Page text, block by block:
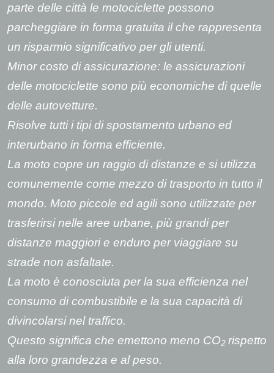
parte delle città le motociclette possono
parcheggiare in forma gratuita il che rappresenta
un risparmio significativo per gli utenti.
Minor costo di assicurazione: le assicurazioni
delle motociclette sono più economiche di quelle
delle autovetture.
Risolve tutti i tipi di spostamento urbano ed
interurbano in forma efficiente.
La moto copre un raggio di distanze e si utilizza
comunemente come mezzo di trasporto in tutto il
mondo. Moto piccole ed agili sono utilizzate per
trasferirsi nelle aree urbane, più grandi per
distanze maggiori e enduro per viaggiare su
strade non asfaltate.
La moto è conosciuta per la sua efficienza nel
consumo di combustibile e la sua capacità di
divincolarsi nel traffico.
Questo significa che emettono meno CO2 rispetto
alla loro grandezza e al peso.